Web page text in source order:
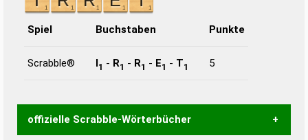
Spiel Buchstaben Punkte
Scrabble® I1 - R1 - R1 - E1 - T1 5
offizielle Scrabble-Wörterbücher